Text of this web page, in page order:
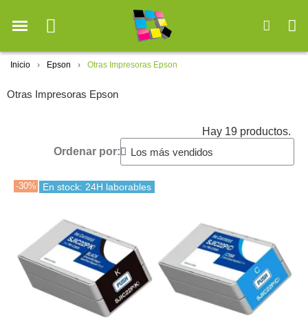
Inicio Epson Otras Impresoras Epson
Otras Impresoras Epson
Hay 19 productos.
Ordenar por:
-30% En stock: 24H laborables